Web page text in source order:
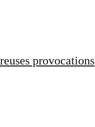
provocations